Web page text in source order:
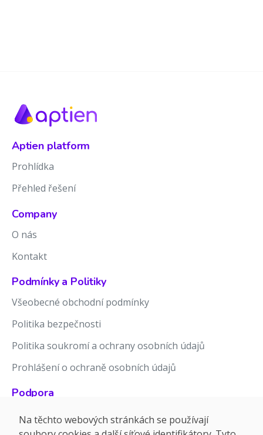
Aptien platform
Prohlídka
Přehled řešení
Company
O nás
Kontakt
Podmínky a Politiky
Všeobecné obchodní podmínky
Politika bezpečnosti
Politika soukromí a ochrany osobních údajů
Prohlášení o ochraně osobních údajů
Podpora
Znalostní báze
Na těchto webových stránkách se používají